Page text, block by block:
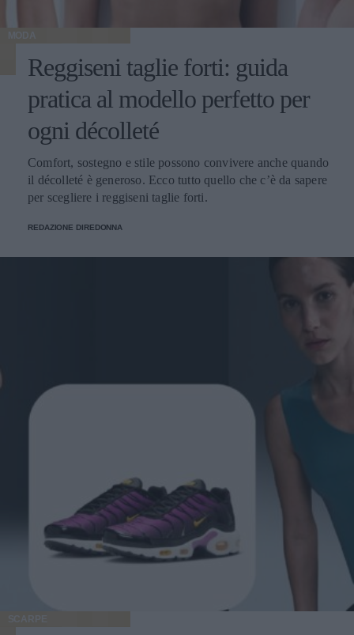
MODA
Reggiseni taglie forti: guida
pratica al modello perfetto per
ogni décolleté
Comfort, sostegno e stile possono convivere anche quando
il décolleté è generoso. Ecco tutto quello che c’è da sapere
per scegliere i reggiseni taglie forti.
REDAZIONE DIREDONNA
SCARPE